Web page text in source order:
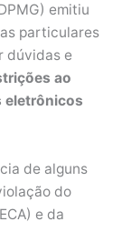
emitiu
particulares
dúvidas e
ao
eletrônicos
de alguns
do
e da